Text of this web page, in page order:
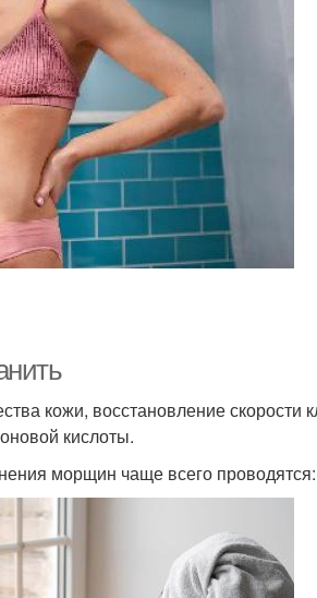
кожи, восстановление скорости
кислоты.
морщин чаще всего проводятся: